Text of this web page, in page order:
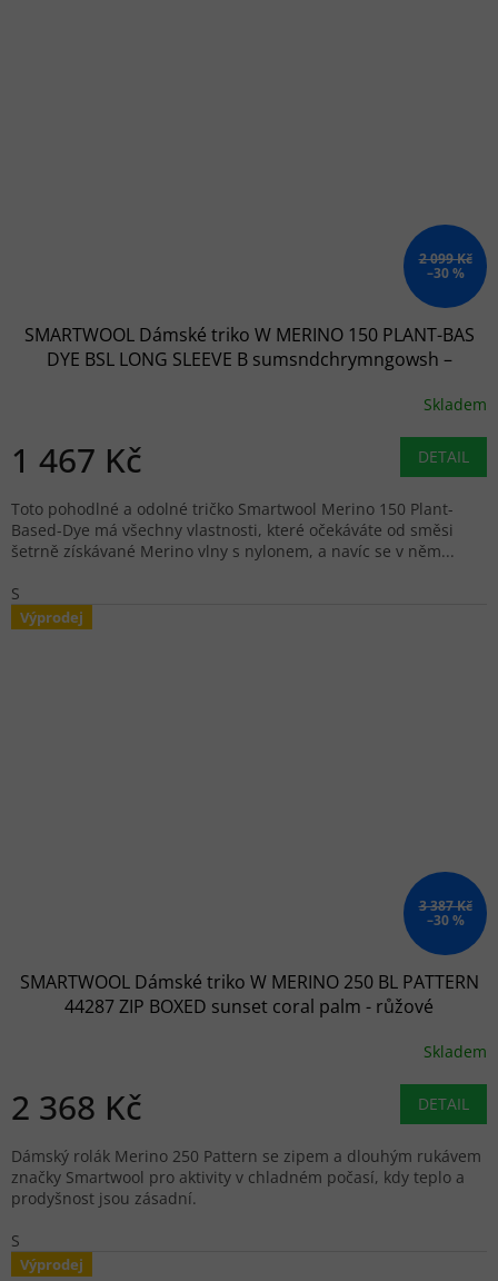
2 099 Kč
–30 %
SMARTWOOL Dámské triko W MERINO 150 PLANT-BAS
DYE BSL LONG SLEEVE B sumsndchrymngowsh –
Skladem
1 467 Kč DETAIL
Toto pohodlné a odolné tričko Smartwool Merino 150 Plant-
Based-Dye má všechny vlastnosti, které očekáváte od směsi
šetrně získávané Merino vlny s nylonem, a navíc se v něm...
S
Výprodej
3 387 Kč
–30 %
SMARTWOOL Dámské triko W MERINO 250 BL PATTERN
44287 ZIP BOXED sunset coral palm - růžové
Skladem
2 368 Kč DETAIL
Dámský rolák Merino 250 Pattern se zipem a dlouhým rukávem
značky Smartwool pro aktivity v chladném počasí, kdy teplo a
prodyšnost jsou zásadní.
S
Výprodej